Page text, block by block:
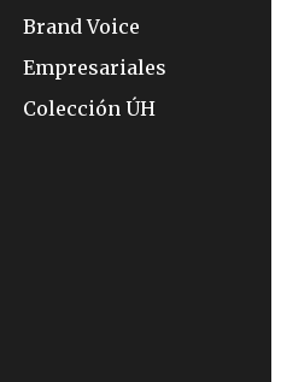
Brand Voice
Empresariales
Colección ÚH